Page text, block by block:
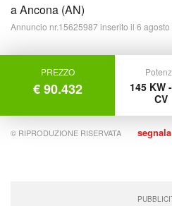
a Ancona (AN)
Annuncio nr.15625987 inserito il 6
PREZZO
€ 90.432
145 KW
CV
© RIPRODUZIONE RISERVATA